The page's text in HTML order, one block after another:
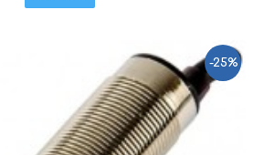
-25%